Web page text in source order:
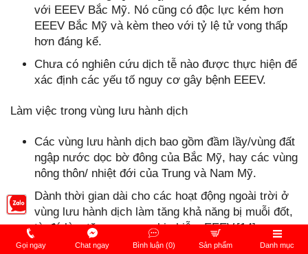
với EEEV Bắc Mỹ. Nó cũng có độc lực kém hơn
EEEV Bắc Mỹ và kèm theo với tỷ lệ tử vong thấp
hơn đáng kể.
Chưa có nghiên cứu dịch tễ nào được thực hiện để
xác định các yếu tố nguy cơ gây bệnh EEEV.
Làm việc trong vùng lưu hành dịch
Các vùng lưu hành dịch bao gồm đầm lầy/vùng đất
ngập nước dọc bờ đông của Bắc Mỹ, hay các vùng
nông thôn/ nhiệt đới của Trung và Nam Mỹ.
Dành thời gian dài cho các hoạt động ngoài trời ở
vùng lưu hành dịch làm tăng khả năng bị muỗi đốt,
từ đó làm tăng nguy cơ bị nhiễm EEEV.[14]
Trong một khảo sát huyết thanh được tiến hành ở
Gọi ngay Chat ngay Bình luận (0) Sản phẩm Danh mục